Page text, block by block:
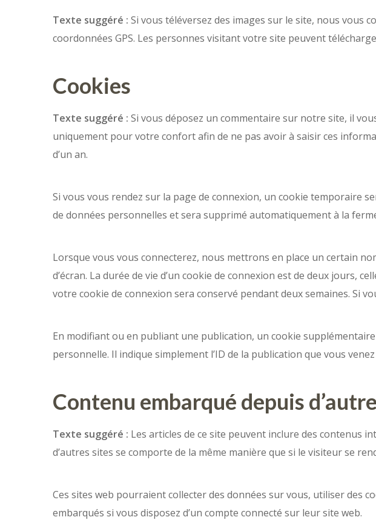
Texte suggéré : Si vous téléversez des images sur le site, nous vous
coordonnées GPS. Les personnes visitant votre site peuvent
Cookies
Texte suggéré : Si vous déposez un commentaire sur notre site, il
uniquement pour votre confort afin de ne pas avoir à saisir ces
d’un an.
Si vous vous rendez sur la page de connexion, un cookie temporaire
de données personnelles et sera supprimé automatiquement à la
Lorsque vous vous connecterez, nous mettrons en place un certain
d’écran. La durée de vie d’un cookie de connexion est de deux jours,
votre cookie de connexion sera conservé pendant deux semaines. Si
En modifiant ou en publiant une publication, un cookie
personnelle. Il indique simplement l’ID de la publication que vous
Contenu embarqué depuis
Texte suggéré : Les articles de ce site peuvent inclure des contenus
d’autres sites se comporte de la même manière que si le visiteur se
Ces sites web pourraient collecter des données sur vous, utiliser des
embarqués si vous disposez d’un compte connecté sur leur site web.